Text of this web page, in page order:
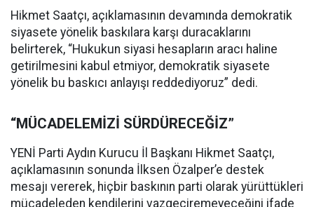
Hikmet Saatçı, açıklamasının devamında demokratik
siyasete yönelik baskılara karşı duracaklarını
belirterek, “Hukukun siyasi hesapların aracı haline
getirilmesini kabul etmiyor, demokratik siyasete
yönelik bu baskıcı anlayışı reddediyoruz” dedi.
“MÜCADELEMİZİ SÜRDÜRECEĞİZ”
YENİ Parti Aydın Kurucu İl Başkanı Hikmet Saatçı,
açıklamasının sonunda İlksen Özalper’e destek
mesajı vererek, hiçbir baskının parti olarak yürüttükleri
mücadeleden kendilerini vazgeçiremeyeceğini ifade